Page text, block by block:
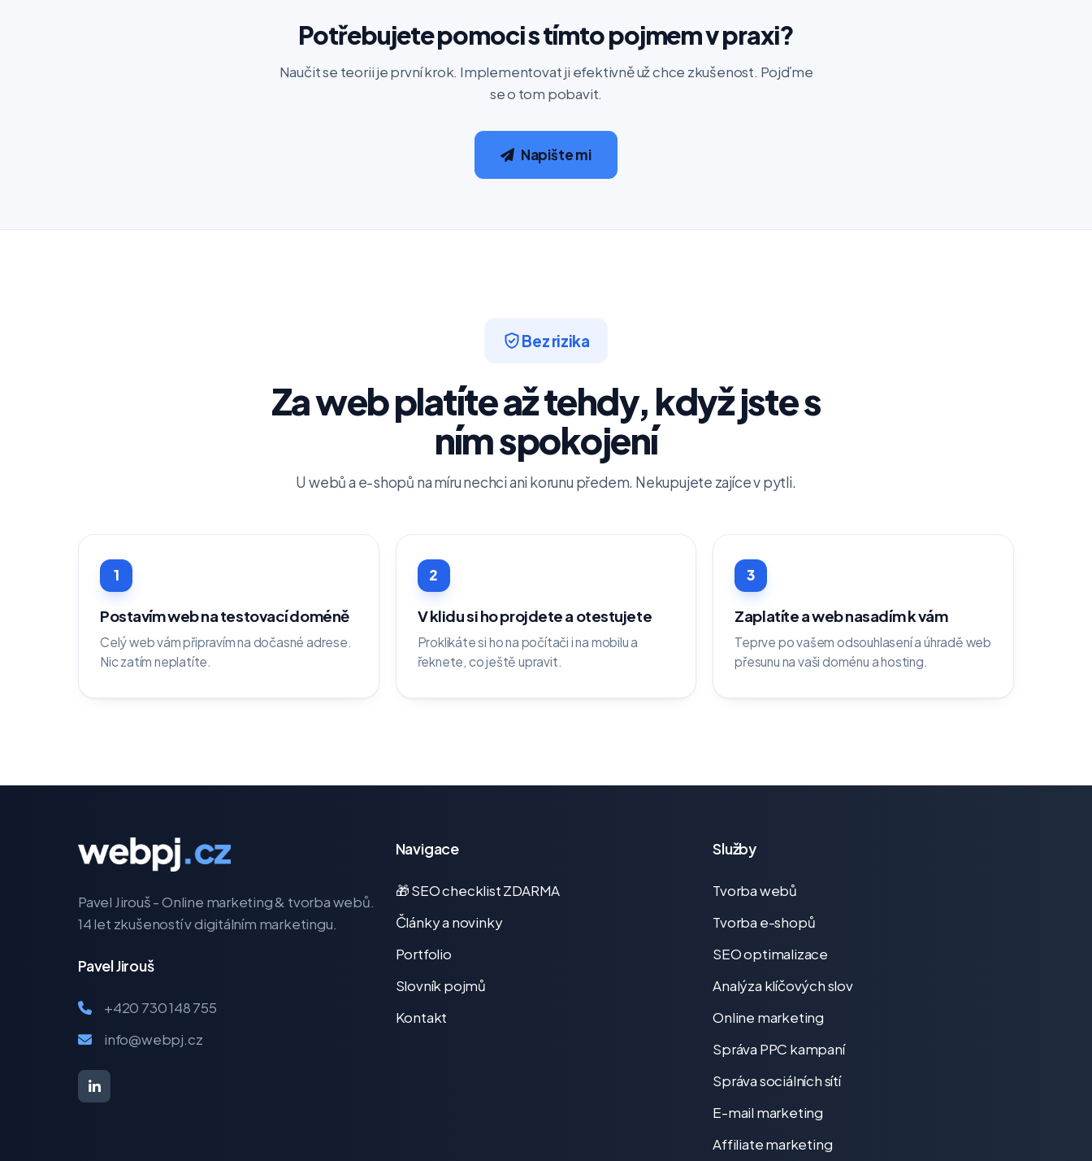
Potřebujete pomoci s tímto pojmem v praxi?
Naučit se teorii je první krok. Implementovat ji efektivně už chce zkušenost. Pojďme
se o tom pobavit.
Napište mi
Bez rizika
Za web platíte až tehdy, když jste s
ním spokojení
U webů a e-shopů na míru nechci ani korunu předem. Nekupujete zajíce v pytli.
1
Postavím web na testovací doméně
Celý web vám připravím na dočasné adrese.
Nic zatím neplatíte.
2
V klidu si ho projdete a otestujete
Proklikáte si ho na počítači i na mobilu a
řeknete, co ještě upravit.
3
Zaplatíte a web nasadím k vám
Teprve po vašem odsouhlasení a úhradě web
přesunu na vaši doménu a hosting.
Pavel Jirouš - Online marketing & tvorba webů.
14 let zkušeností v digitálním marketingu.
Pavel Jirouš
+420 730 148 755
info@webpj.cz
Navigace
🎁 SEO checklist ZDARMA
Články a novinky
Portfolio
Slovník pojmů
Kontakt
Služby
Tvorba webů
Tvorba e-shopů
SEO optimalizace
Analýza klíčových slov
Online marketing
Správa PPC kampaní
Správa sociálních sítí
E-mail marketing
Affiliate marketing